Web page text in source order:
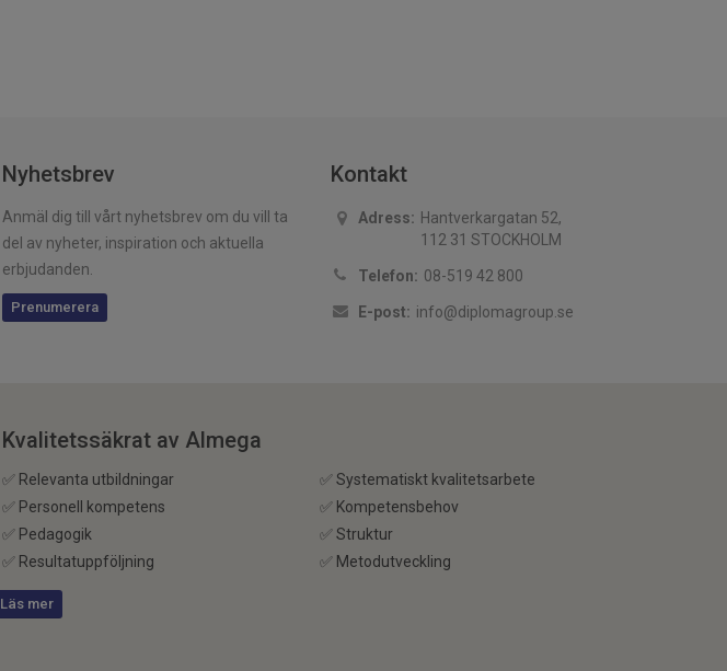
Nyhetsbrev
Anmäl dig till vårt nyhetsbrev om du vill ta
del av nyheter, inspiration och aktuella
erbjudanden.
Prenumerera
Kontakt
Adress: Hantverkargatan 52,
112 31 STOCKHOLM
Telefon: 08-519 42 800
E-post: info@diplomagroup.se
Kvalitetssäkrat av Almega
✅ Relevanta utbildningar
✅ Personell kompetens
✅ Pedagogik
✅ Resultatuppföljning
✅ Systematiskt kvalitetsarbete
✅ Kompetensbehov
✅ Struktur
✅ Metodutveckling
Läs mer